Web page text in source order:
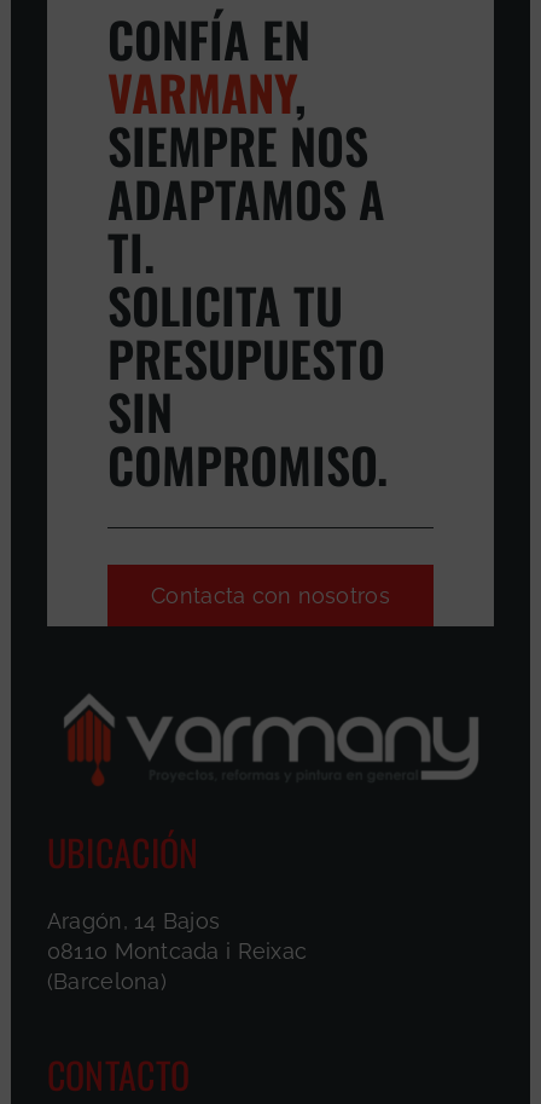
CONFÍA EN
VARMANY,
SIEMPRE NOS
ADAPTAMOS A
TI.
SOLICITA TU
PRESUPUESTO
SIN
COMPROMISO.
Contacta con nosotros
UBICACIÓN
Aragón, 14 Bajos
08110 Montcada i Reixac
(Barcelona)
CONTACTO